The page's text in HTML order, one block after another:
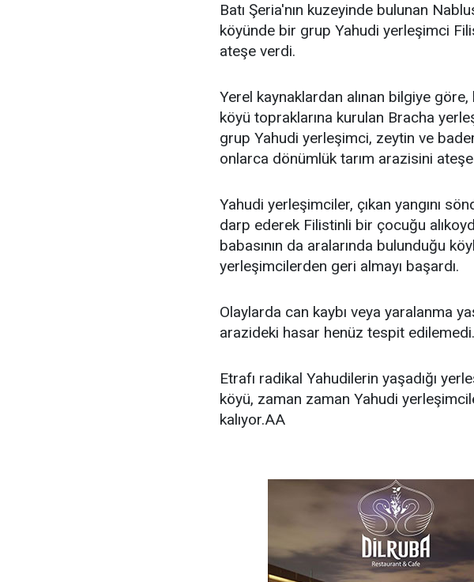
Batı Şeria'nın kuzeyinde bulunan
köyünde bir grup Yahudi yerleşimci
ateşe verdi.
Yerel kaynaklardan alınan bilgiye
köyü topraklarına kurulan Bracha
grup Yahudi yerleşimci, zeytin ve
onlarca dönümlük tarım arazisini
Yahudi yerleşimciler, çıkan yangını
darp ederek Filistinli bir çocuğu
babasının da aralarında bulunduğu
yerleşimcilerden geri almayı başardı.
Olaylarda can kaybı veya yaralanma
arazideki hasar henüz tespit edilemedi.
Etrafı radikal Yahudilerin yaşadığı
köyü, zaman zaman Yahudi
kalıyor.AA